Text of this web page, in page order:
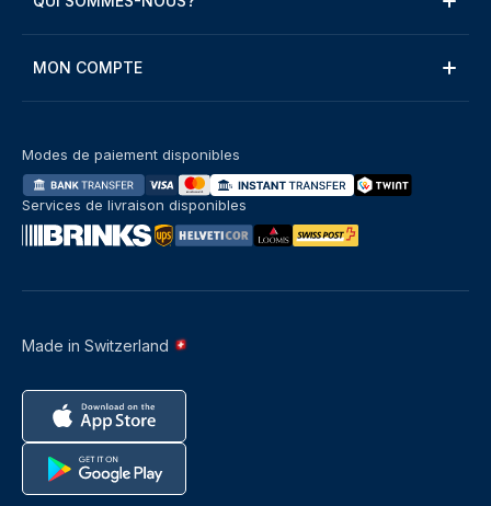
MON COMPTE
Made in Switzerland
Modes de paiement disponibles
Services de livraison disponibles